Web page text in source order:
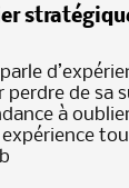
de sa
à